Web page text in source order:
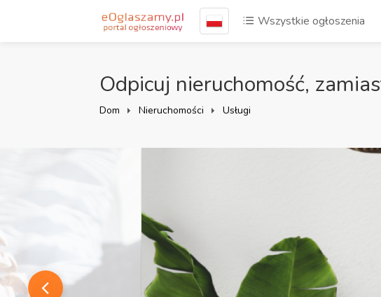
Wszystkie ogłoszenia
Odpicuj nieruchomość,
Dom Nieruchomości Usługi